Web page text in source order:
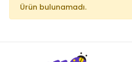
Ürün bulunamadı.